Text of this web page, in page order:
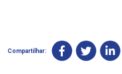
Compartilhar: